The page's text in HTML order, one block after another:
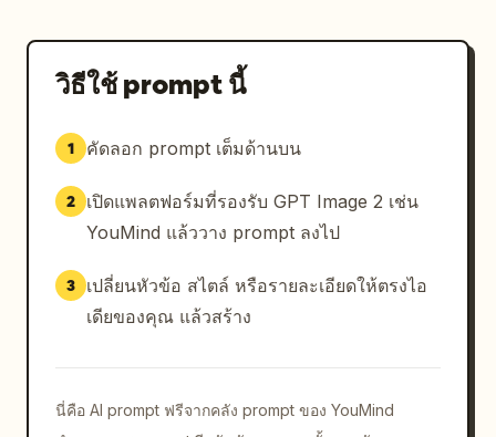
วิธีใช้ prompt นี้
1 คัดลอก prompt เต็มด้านบน
2
เปิดแพลตฟอร์มที่รองรับ GPT Image 2 เช่น
YouMind แล้ววาง prompt ลงไป
3
เปลี่ยนหัวข้อ สไตล์ หรือรายละเอียดให้ตรงไอ
เดียของคุณ แล้วสร้าง
นี่คือ AI prompt ฟรีจากคลัง prompt ของ YouMind